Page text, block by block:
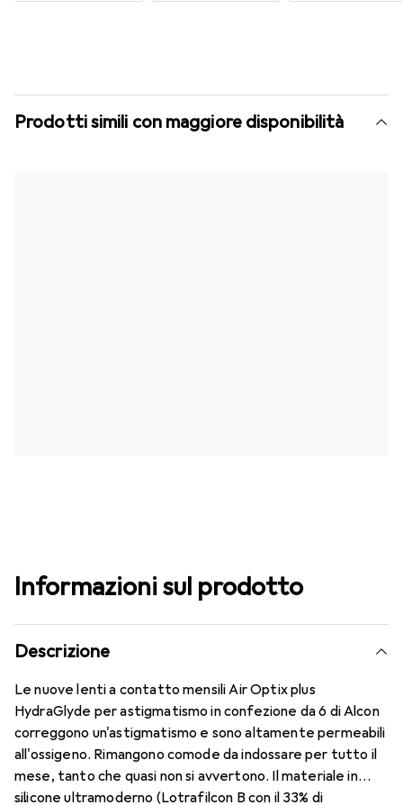
Prodotti simili con maggiore disponibilità
Informazioni sul prodotto
Descrizione
Le nuove lenti a contatto mensili Air Optix plus
HydraGlyde per astigmatismo in confezione da 6 di Alcon
correggono un'astigmatismo e sono altamente permeabili
all'ossigeno. Rimangono comode da indossare per tutto il
mese, tanto che quasi non si avvertono. Il materiale in
silicone ultramoderno (Lotrafilcon B con il 33% di